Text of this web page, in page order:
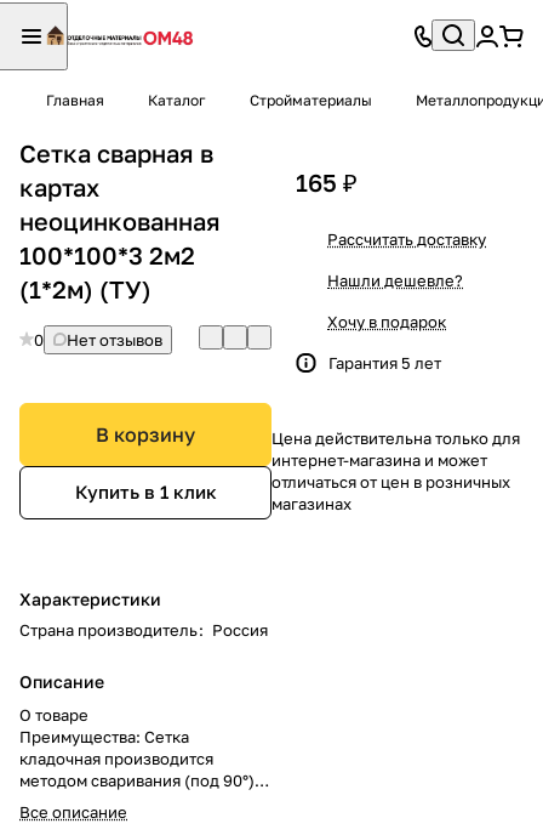
Главная Каталог Стройматериалы
Сетка сварная в
картах
неоцинкованная
100*100*3 2м2
(1*2м) (ТУ)
0 Нет отзывов
В корзину
Купить в 1 клик
Характеристики
Страна производитель: Россия
Описание
О товаре
Преимущества: Сетка
кладочная производится
методом сваривания (под 90°)
двух проволок толщиной от 2,5
до 3 мм. Её широко используют
Все описание
165 ₽
Рассчитать доставку
Нашли дешевле?
Хочу в подарок
Гарантия 5 лет
Цена действительна только для
интернет-магазина и может
отличаться от цен в розничных
магазинах